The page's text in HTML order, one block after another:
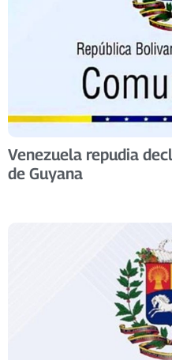
Venezuela repudia
de Guyana